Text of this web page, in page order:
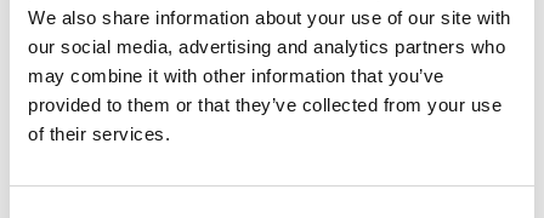
We also share information about your use of our site with
our social media, advertising and analytics partners who
may combine it with other information that you’ve
provided to them or that they’ve collected from your use
of their services.
SKETCHUP PRO
Our full-featured desktop modeler, built to make anything
your imagination can create.
SketchUp Pro